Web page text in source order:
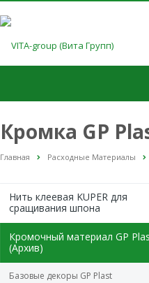
Кромка GP
Главная Расходные Материалы
Нить клеевая KUPER для
сращивания шпона
Кромочный материал GP
(Архив)
Базовые декоры GP Plast